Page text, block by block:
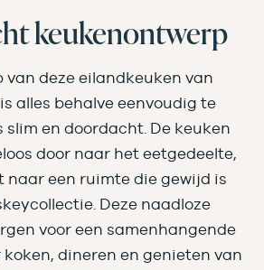
keukenontwerp
van deze eilandkeuken van
is alles behalve eenvoudig te
slim en doordacht. De keuken
door naar het eetgedeelte,
naar een ruimte die gewijd is
Deze naadloze
voor een samenhangende
dineren en genieten van